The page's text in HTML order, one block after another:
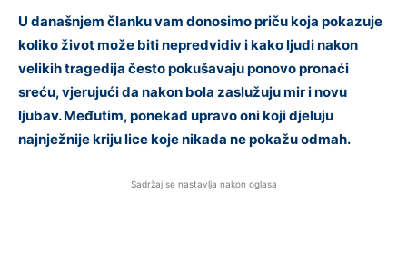
U današnjem članku vam donosimo priču koja pokazuje
koliko život može biti nepredvidiv i kako ljudi nakon
velikih tragedija često pokušavaju ponovo pronaći
sreću, vjerujući da nakon bola zaslužuju mir i novu
ljubav. Međutim, ponekad upravo oni koji djeluju
najnježnije kriju lice koje nikada ne pokažu odmah.
Sadržaj se nastavlja nakon oglasa